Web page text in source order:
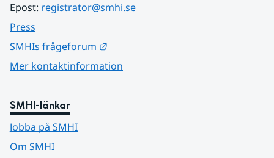
Epost: registrator@smhi.se
Press
SMHIs frågeforum
Mer kontaktinformation
SMHI-länkar
Jobba på SMHI
Om SMHI